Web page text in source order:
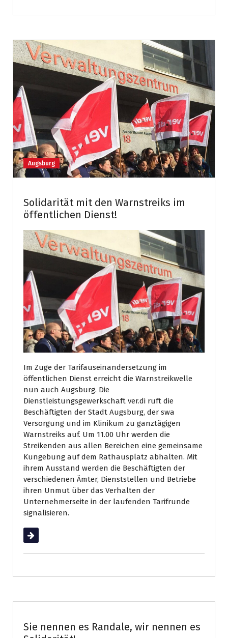
Augsburg
Solidarität mit den Warnstreiks im
öffentlichen Dienst!
Im Zuge der Tarifauseinandersetzung im
öffentlichen Dienst erreicht die Warnstreikwelle
nun auch Augsburg. Die
Dienstleistungsgewerkschaft ver.di ruft die
Beschäftigten der Stadt Augsburg, der swa
Versorgung und im Klinikum zu ganztägigen
Warnstreiks auf. Um 11.00 Uhr werden die
Streikenden aus allen Bereichen eine gemeinsame
Kungebung auf dem Rathausplatz abhalten. Mit
ihrem Ausstand werden die Beschäftigten der
verschiedenen Ämter, Dienststellen und Betriebe
ihren Unmut über das Verhalten der
Unternehmerseite in der laufenden Tarifrunde
signalisieren.
Weiterlesen
Sie nennen es Randale, wir nennen es